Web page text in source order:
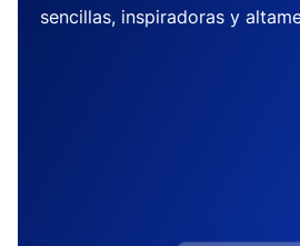
sencillas, inspiradoras y